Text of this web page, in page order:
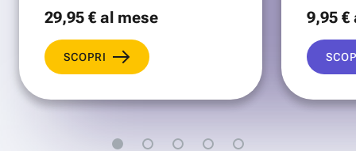
29,95 €al mese
SCOPRI
9,95 €